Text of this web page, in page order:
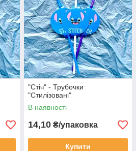
"Стіч" - Трубочки
"Стилізовані"
В наявності
14,10 ₴/упаковка
Купити